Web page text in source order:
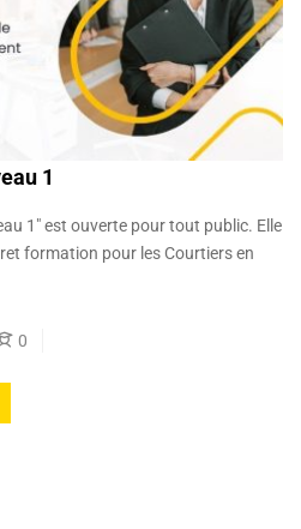
1
1" est ouverte pour tout public. Elle
formation pour les Courtiers en
0